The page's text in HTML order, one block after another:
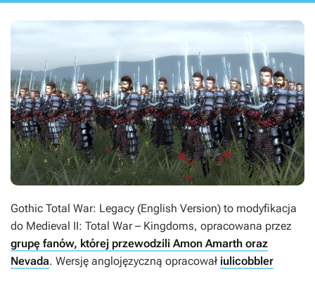
Gothic Total War: Legacy (English Version) to modyfikacja
do Medieval II: Total War – Kingdoms, opracowana przez
grupę fanów, której przewodzili Amon Amarth oraz
Nevada. Wersję anglojęzyczną opracował iulicobbler